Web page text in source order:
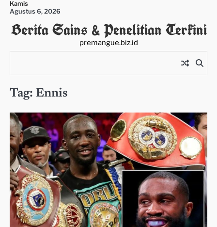
Skip
content
Kamis
Agustus 6, 2026
Berita Sains & Penelitian Terkini
premangue.biz.id
Tag: Ennis